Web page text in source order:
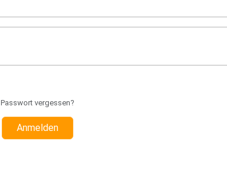
Passwort vergessen?
Anmelden